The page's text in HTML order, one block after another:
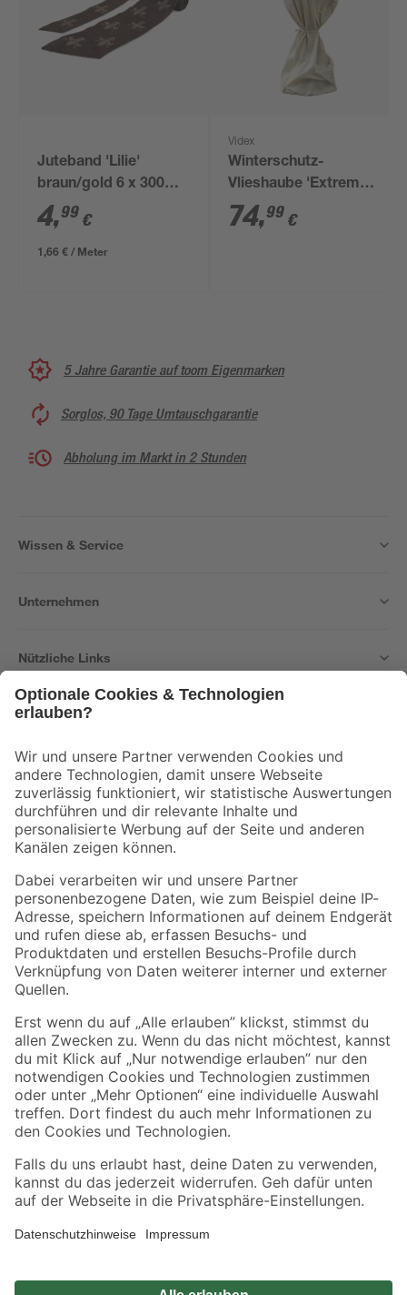
Juteband 'Lilie'
braun/gold 6 x 300
cm
4,99 €
1,66 € / Meter
Videx
Winterschutz-
Vlieshaube 'Extreme'
beige Ø 170 x 350 cm
74,99 €
5 Jahre Garantie auf toom Eigenmarken
Sorglos, 90 Tage Umtauschgarantie
Abholung im Markt in 2 Stunden
Wissen & Service
Unternehmen
Nützliche Links
Der toom Newsletter: Keine Angebote und Aktionen mehr verpassen!
Zur Newsletter Anmeldung
Folge uns
Zahlungsarten Versandarten
Sicher einkaufen
Jetzt die toom-App herunterladen
Alle Preisangaben in EUR inkl. gesetzl. MwSt.. Die dargestellten Angebote sind unter
Umständen nicht in allen Märkten verfügbar. Die angegebenen Verfügbarkeiten beziehen
Produkte nur solange der Vorrat reicht.
*Paketversand ab 59 € versandkostenfrei, gilt nicht für Artikel mit Speditionsversand, hier
Privatsphäre Impressum